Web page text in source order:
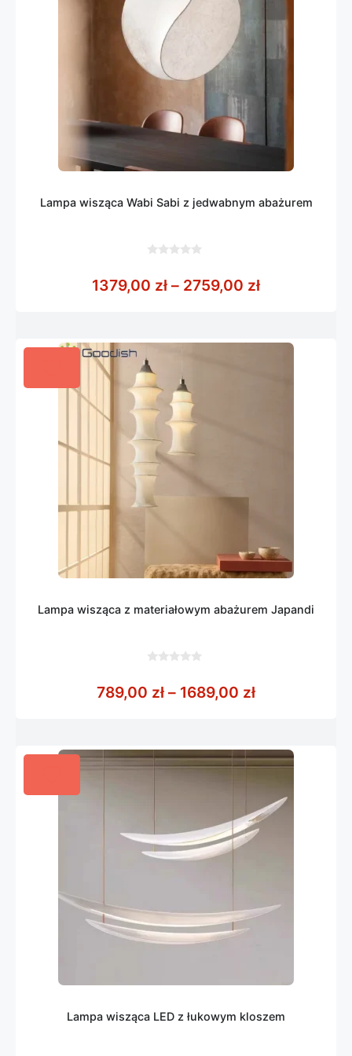
Lampa wisząca Wabi Sabi z jedwabnym abażurem
5
1379,00 zł – 2759,00 złZakres cen:
Lampa wisząca z materiałowym abażurem Japandi
5
789,00 zł – 1689,00 złZakres cen:
Lampa wisząca LED z łukowym kloszem